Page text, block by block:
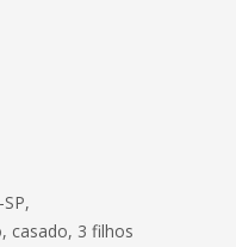
casado, 3 filhos